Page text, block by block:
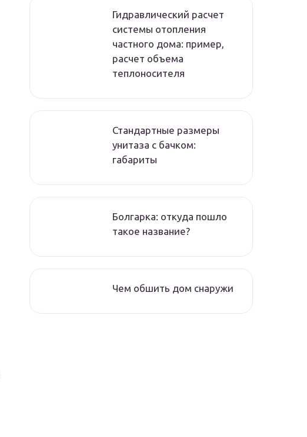
Гидравлический расчет
системы отопления
частного дома: пример,
расчет объема
теплоносителя
Стандартные размеры
унитаза с бачком:
габариты
Болгарка: откуда пошло
такое название?
Чем обшить дом снаружи